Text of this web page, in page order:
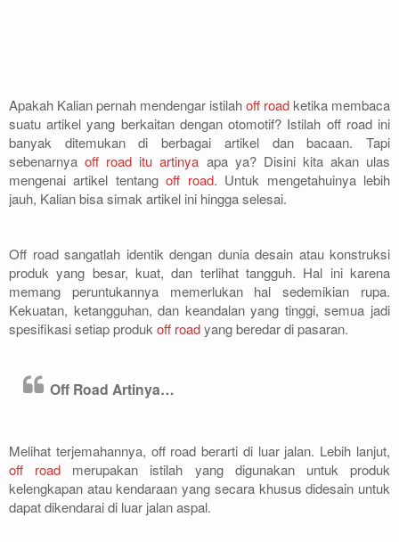
Apakah Kalian pernah mendengar istilahoff road ketika membaca
suatu artikel yang berkaitan dengan otomotif? Istilah off road ini
banyak ditemukan di berbagai artikel dan bacaan. Tapi
sebenarnyaoff road itu artinya apa ya? Disini kita akan ulas
mengenai artikel tentangoff road. Untuk mengetahuinya lebih
jauh, Kalian bisa simak artikel ini hingga selesai.
Off road sangatlah identik dengan dunia desain atau konstruksi
produk yang besar, kuat, dan terlihat tangguh. Hal ini karena
memang peruntukannya memerlukan hal sedemikian rupa.
Kekuatan, ketangguhan, dan keandalan yang tinggi, semua jadi
spesifikasi setiap produk off roadyang beredar di pasaran.
Off Road Artinya…
Melihat terjemahannya, off road berarti di luar jalan. Lebih lanjut,
off road merupakan istilah yang digunakan untuk produk
kelengkapan atau kendaraan yang secara khusus didesain untuk
dapat dikendarai di luar jalan aspal.
Paket Offroad
About Us
Contact Us